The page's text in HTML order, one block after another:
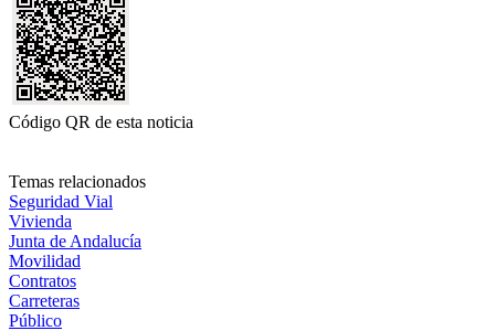
Código QR de esta noticia
Temas relacionados
Seguridad Vial
Vivienda
Junta de Andalucía
Movilidad
Contratos
Carreteras
Público